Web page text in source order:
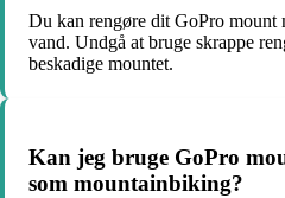
Du kan rengøre dit GoPro
vand. Undgå at bruge skrappe
beskadige mountet.
Kan jeg bruge GoPro
som mountainbiking?